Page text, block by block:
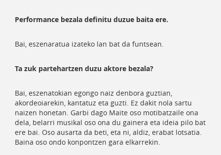
Performance bezala definitu duzue baita ere.
Bai, eszenaratua izateko lan bat da funtsean.
Ta zuk partehartzen duzu aktore bezala?
Bai, eszenatokian egongo naiz denbora guztian,
akordeoiarekin, kantatuz eta guzti. Ez dakit nola sartu
naizen honetan. Garbi dago Maite oso motibatzaile ona
dela, belarri musikal oso ona du gainera eta ideia pilo bat
ere bai. Oso ausarta da beti, eta ni, aldiz, erabat lotsatia.
Baina oso ondo konpontzen gara elkarrekin.